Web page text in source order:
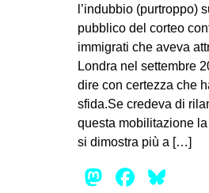
l’indubbio (purtroppo)
pubblico del corteo
immigrati che aveva
Londra nel settembre
dire con certezza che
sfida.Se credeva di
questa mobilitazione
si dimostra più a […]
Mastodon